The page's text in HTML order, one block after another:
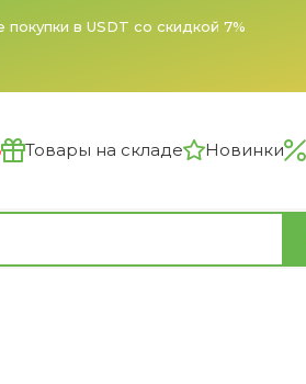
покупки в USDT со скидкой 7%
Товары на складе Новинки